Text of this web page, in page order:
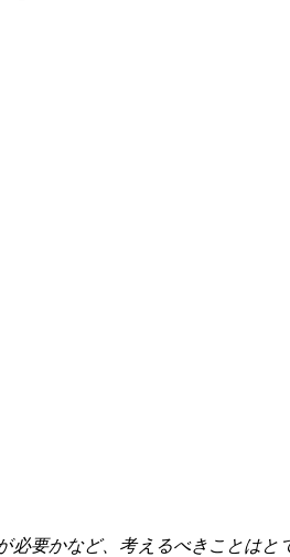
要かなど、考えるべきことはと